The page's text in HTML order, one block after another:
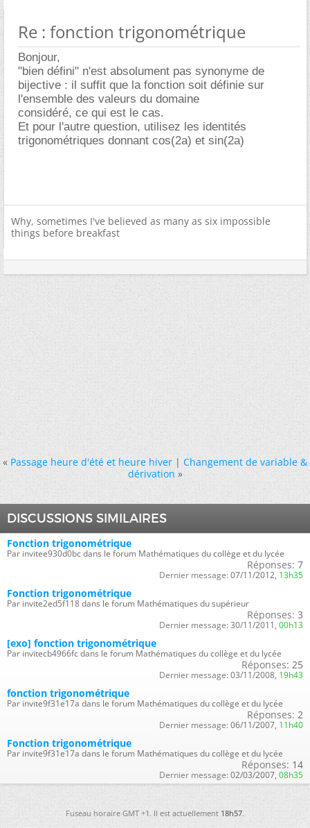
Re : fonction trigonométrique
Bonjour,
"bien défini" n'est absolument pas synonyme de
bijective : il suffit que la fonction soit définie sur
l'ensemble des valeurs du domaine
considéré, ce qui est le cas.
Et pour l'autre question, utilisez les identités
trigonométriques donnant cos(2a) et sin(2a)
Why, sometimes I've believed as many as six impossible
things before breakfast
« Passage heure d'été et heure hiver|Changement de variable &
dérivation »
DISCUSSIONS SIMILAIRES
Fonction trigonométrique
Par invitee930d0bc dans le forum Mathématiques du collège et du lycée
Réponses: 7
Dernier message: 07/11/2012, 13h35
Fonction trigonométrique
Par invite2ed5f118 dans le forum Mathématiques du supérieur
Réponses: 3
Dernier message: 30/11/2011, 00h13
[exo] fonction trigonométrique
Par invitecb4966fc dans le forum Mathématiques du collège et du lycée
Réponses: 25
Dernier message: 03/11/2008, 19h43
fonction trigonométrique
Par invite9f31e17a dans le forum Mathématiques du collège et du lycée
Réponses: 2
Dernier message: 06/11/2007, 11h40
Fonction trigonométrique
Par invite9f31e17a dans le forum Mathématiques du collège et du lycée
Réponses: 14
Dernier message: 02/03/2007, 08h35
Fuseau horaire GMT +1. Il est actuellement18h57.